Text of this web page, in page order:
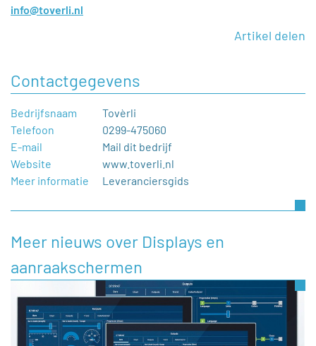
info@toverli.nl
Artikel delen
Contactgegevens
Bedrijfsnaam
Tovèrli
Telefoon
0299-475060
E-mail
Mail dit bedrijf
Website
www.toverli.nl
Meer informatie
Leveranciersgids
Meer nieuws over Displays en
aanraakschermen